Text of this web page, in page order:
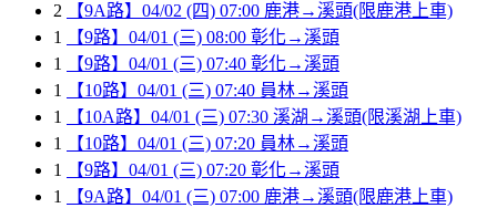
2
【9A路】04/02 (四) 07:00 鹿港→溪頭(限鹿港上車)
1
【9路】04/01 (三) 08:00 彰化→溪頭
1
【9路】04/01 (三) 07:40 彰化→溪頭
1
【10路】04/01 (三) 07:40 員林→溪頭
1
【10A路】04/01 (三) 07:30 溪湖→溪頭(限溪湖上車)
1
【10路】04/01 (三) 07:20 員林→溪頭
1
【9路】04/01 (三) 07:20 彰化→溪頭
1
【9A路】04/01 (三) 07:00 鹿港→溪頭(限鹿港上車)